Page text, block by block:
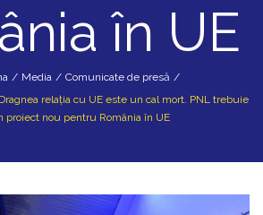
în UE
/ Media / Comunicate de presă /
relația cu UE este un cal mort. PNL trebuie
proiect nou pentru România în UE